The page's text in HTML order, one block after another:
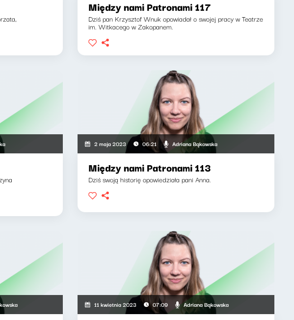
Między nami Patronami 117
Dziś pan Krzysztof Wnuk opowiadał o swojej pracy w Teatrze
im. Witkacego w Zakopanem.
2 maja 2023 06:21 Adriana Bąkowska
Między nami Patronami 113
Dziś swoją historię opowiedziała pani Anna.
11 kwietnia 2023 07:09 Adriana Bąkowska